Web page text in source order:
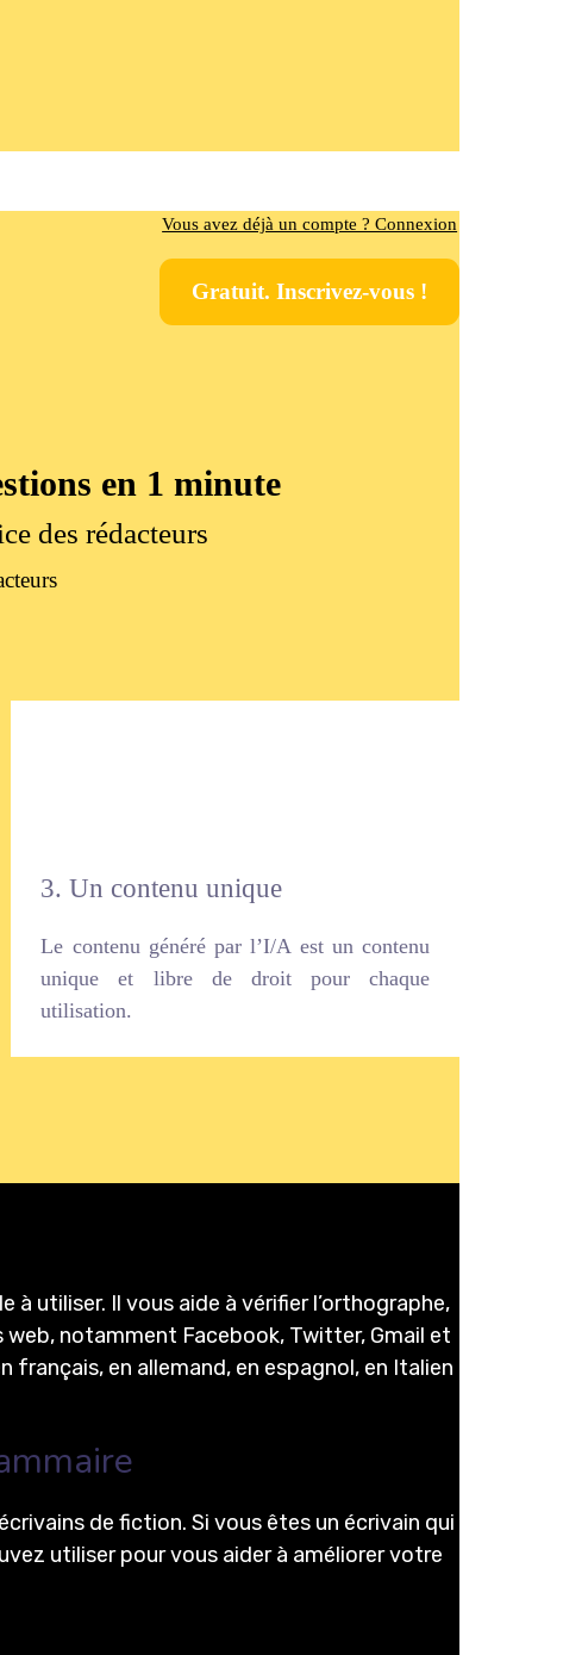
Vous avez déjà un compte ? Connexion
Gratuit. Inscrivez-vous !
en 1 minute
des rédacteurs
3. Un contenu unique
Le contenu généré par l’I/A est un contenu
unique et libre de droit pour chaque
utilisation.
utiliser. Il vous aide à vérifier l’orthographe,
notamment Facebook, Twitter, Gmail et
français, en allemand, en espagnol, en Italien
de fiction. Si vous êtes un écrivain qui
utiliser pour vous aider à améliorer votre